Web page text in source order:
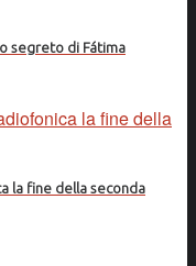
segreto di Fátima
la fine della seconda